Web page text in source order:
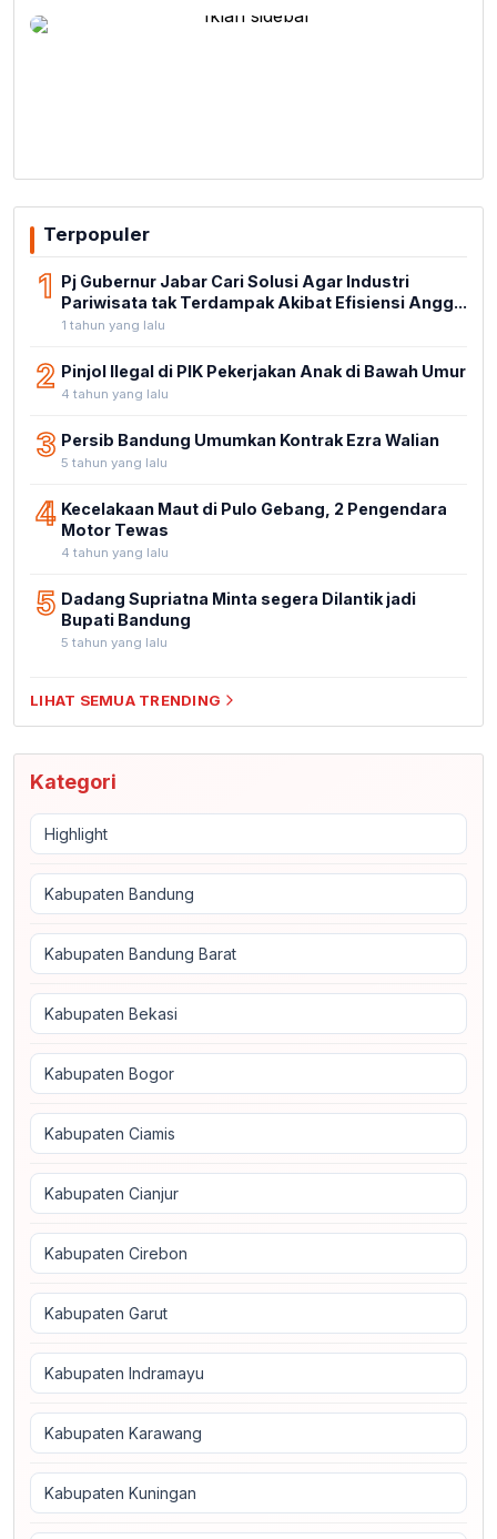
Terpopuler
1 Pj Gubernur Jabar Cari Solusi Agar Industri
Pariwisata tak Terdampak Akibat Efisiensi Angg...
1 tahun yang lalu
2 Pinjol Ilegal di PIK Pekerjakan Anak di Bawah Umur
4 tahun yang lalu
3 Persib Bandung Umumkan Kontrak Ezra Walian
5 tahun yang lalu
4 Kecelakaan Maut di Pulo Gebang, 2 Pengendara
Motor Tewas
4 tahun yang lalu
5 Dadang Supriatna Minta segera Dilantik jadi
Bupati Bandung
5 tahun yang lalu
LIHAT SEMUA TRENDING
Kategori
Highlight
Kabupaten Bandung
Kabupaten Bandung Barat
Kabupaten Bekasi
Kabupaten Bogor
Kabupaten Ciamis
Kabupaten Cianjur
Kabupaten Cirebon
Kabupaten Garut
Kabupaten Indramayu
Kabupaten Karawang
Kabupaten Kuningan